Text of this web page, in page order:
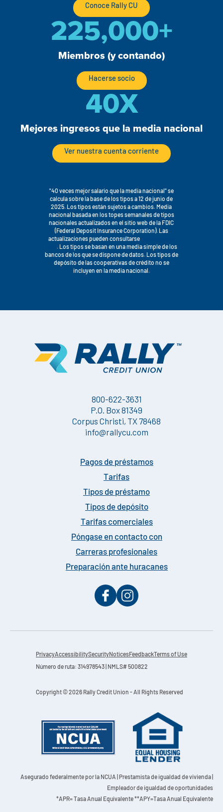
Conoce Rally CU
225,000+
Miembros (y contando)
Hacerse socio
40X
Mejores ingresos que la media nacional
Ver nuestra cuenta corriente
"40 veces mejor salario que la media nacional" se
calcula sobre la base de los tipos a 12 de junio de
2025. Los tipos están sujetos a cambios. Media
nacional basada en los topes semanales de tipos
nacionales actualizados en el sitio web de la FDIC
(Federal Deposit Insurance Corporation). Las
actualizaciones pueden consultarse
. Los tipos se basan en una media simple de los
bancos de los que se dispone de datos. Los tipos de
depósito de las cooperativas de crédito no se
incluyen en la media nacional.
800-622-3631
P.O. Box 81349
Corpus Christi, TX 78468
info@rallycu.com
Pagos de préstamos
Tarifas
Tipos de préstamo
Tipos de depósito
Tarifas comerciales
Póngase en contacto con
Carreras profesionales
Preparación ante huracanes
PrivacyAccessibilitySecurityNoticesFeedback Terms of Use
Número de ruta: 314978543 | NMLS# 500822
Copyright © 2026 Rally Credit Union - All Rights Reserved
Asegurado federalmente por la NCUA | Prestamista de igualdad de vivienda |
Empleador de igualdad de oportunidades
*APR= Tasa Anual Equivalente **APY=Tasa Anual Equivalente